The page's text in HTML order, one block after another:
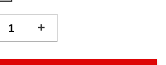
+